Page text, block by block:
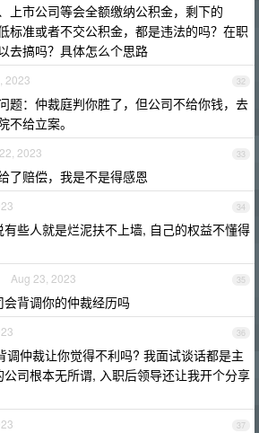
上市公司等会全额缴纳公积金，剩下的
标准或者不交公积金，都是违法的吗？在职
去搞吗？具体怎么个思路
32
2023
题：仲裁庭判你胜了，但公司不给你钱，去
不给立案。
33
2023
了赔偿，我是不是得感恩
34
些人就是烂泥扶不上墙, 自己的权益不懂得
35
Aug 23, 2023
会背调你的仲裁经历吗
36
调仲裁让你觉得不利吗? 我面试谈话都是主
司根本无所谓, 入职后领导还让我开个分享
37